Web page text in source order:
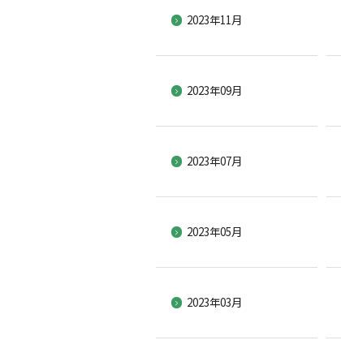
2023年11月
2023年09月
2023年07月
2023年05月
2023年03月